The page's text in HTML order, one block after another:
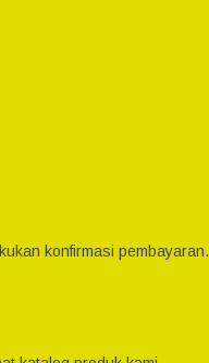
konfirmasi pembayaran.